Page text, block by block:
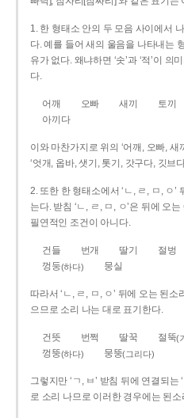
1. 한 형태소 안의 두 모음 사이에서
다. 예를 들어 새의 울음을 나타내는 형
유가 없다. 왜냐하면 ‘솟’과 ‘적’이 의
다.
어깨 오빠 새끼 토끼
아끼다
이와 마찬가지로 위의 ‘어깨, 오빠, 새
‘엇개, 옵바, 샛기, 톳기, 갓구다, 깃브
2. 또한 한 형태소에서 ‘ㄴ, ㄹ, ㅁ, ㅇ
는다. 받침 ‘ㄴ, ㄹ, ㅁ, ㅇ’은 뒤에 오
필연적인 조건이 아니다.
건들 번개 딸기 절벙
껑둥(하다) 뭉실
따라서 ‘ㄴ, ㄹ, ㅁ, ㅇ’ 뒤에 오는 된
으므로 소리 나는 대로 표기한다.
건뜻 번쩍 딸꾹 절뚝(
껑뚱(하다) 뭉뚱(그리다)
그렇지만 ‘ㄱ, ㅂ’ 받침 뒤에 연결되는
로 소리 나므로 이러한 경우에는 된